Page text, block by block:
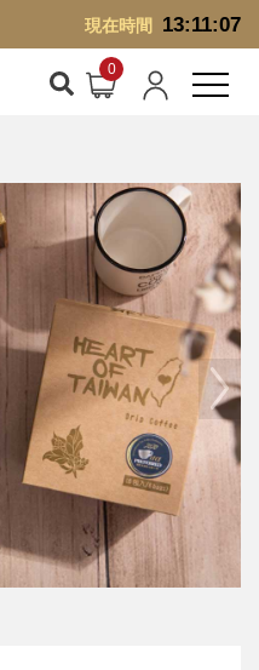
現在時間 13:11:07